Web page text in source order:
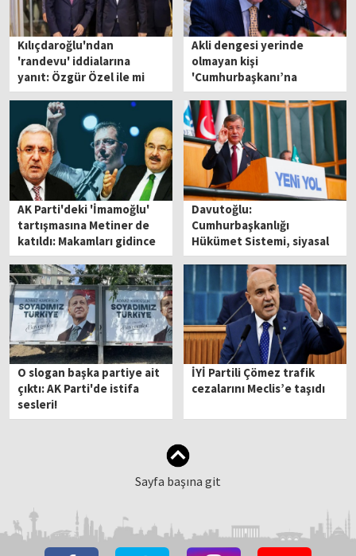
Kılıçdaroğlu'ndan
'randevu' iddialarına
yanıt: Özgür Özel ile mi
görüşecek?
Akli dengesi yerinde
olmayan kişi
'Cumhurbaşkanı’na
hakaretten' tutuklandı
AK Parti'deki 'İmamoğlu'
tartışmasına Metiner de
katıldı: Makamları gidince
Erdoğan tek adam oldu
Davutoğlu:
Cumhurbaşkanlığı
Hükümet Sistemi, siyasal
yozlaşmayı kaçınılmaz
hale getirdi
O slogan başka partiye ait
çıktı: AK Parti'de istifa
sesleri!
İYİ Partili Çömez trafik
cezalarını Meclis’e taşıdı
Sayfa başına git